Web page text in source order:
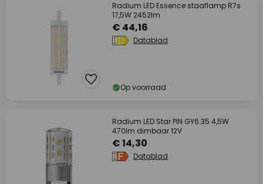
Radium LED Essence staaflamp R7s
17,5W 2452lm
€ 44,16
Datablad
Op voorraad
Radium LED Star PIN GY6.35 4,5W
470lm dimbaar 12V
€ 14,30
Datablad